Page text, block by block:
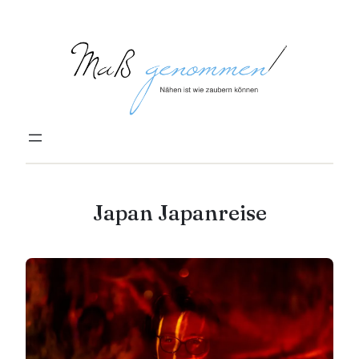
springen
Japan Japanreise